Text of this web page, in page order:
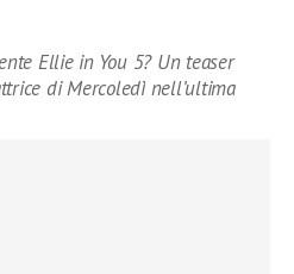
Ellie in You 5? Un teaser
di Mercoledì nell’ultima